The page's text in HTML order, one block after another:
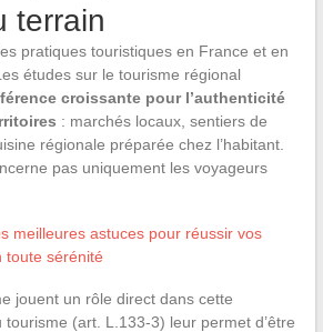
terrain
pratiques touristiques en France et en
études sur le tourisme régional
croissante pour l’authenticité
: marchés locaux, sentiers de
régionale préparée chez l’habitant.
pas uniquement les voyageurs
meilleures astuces pour réussir vos
toute sérénité
jouent un rôle direct dans cette
(art. L.133-3) leur permet d’être